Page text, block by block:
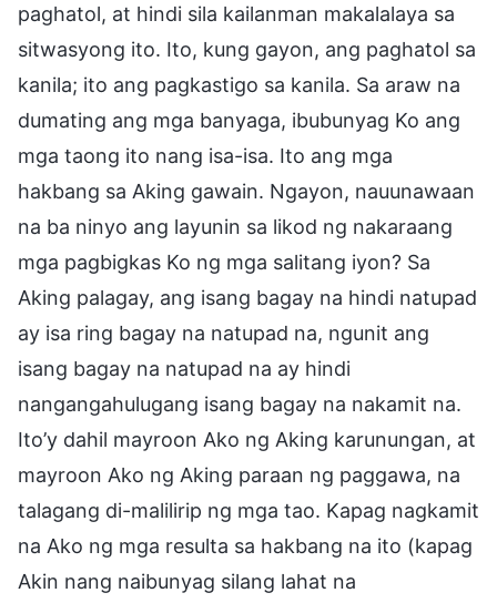
paghatol, at hindi sila kailanman makalalaya sa
sitwasyong ito. Ito, kung gayon, ang paghatol sa
kanila; ito ang pagkastigo sa kanila. Sa araw na
dumating ang mga banyaga, ibubunyag Ko ang
mga taong ito nang isa-isa. Ito ang mga
hakbang sa Aking gawain. Ngayon, nauunawaan
na ba ninyo ang layunin sa likod ng nakaraang
mga pagbigkas Ko ng mga salitang iyon? Sa
Aking palagay, ang isang bagay na hindi natupad
ay isa ring bagay na natupad na, ngunit ang
isang bagay na natupad na ay hindi
nangangahulugang isang bagay na nakamit na.
Ito’y dahil mayroon Ako ng Aking karunungan, at
mayroon Ako ng Aking paraan ng paggawa, na
talagang di-malilirip ng mga tao. Kapag nagkamit
na Ako ng mga resulta sa hakbang na ito (kapag
Akin nang naibunyag silang lahat na